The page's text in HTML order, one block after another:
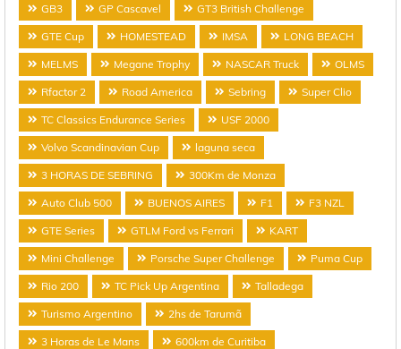
GB3 GP Cascavel GT3 British Challenge
GTE Cup HOMESTEAD IMSA LONG BEACH
MELMS Megane Trophy NASCAR Truck OLMS
Rfactor 2 Road America Sebring Super Clio
TC Classics Endurance Series USF 2000
Volvo Scandinavian Cup laguna seca
3 HORAS DE SEBRING 300Km de Monza
Auto Club 500 BUENOS AIRES F1 F3 NZL
GTE Series GTLM Ford vs Ferrari KART
Mini Challenge Porsche Super Challenge Puma Cup
Rio 200 TC Pick Up Argentina Talladega
Turismo Argentino 2hs de Tarumã
3 Horas de Le Mans 600km de Curitiba